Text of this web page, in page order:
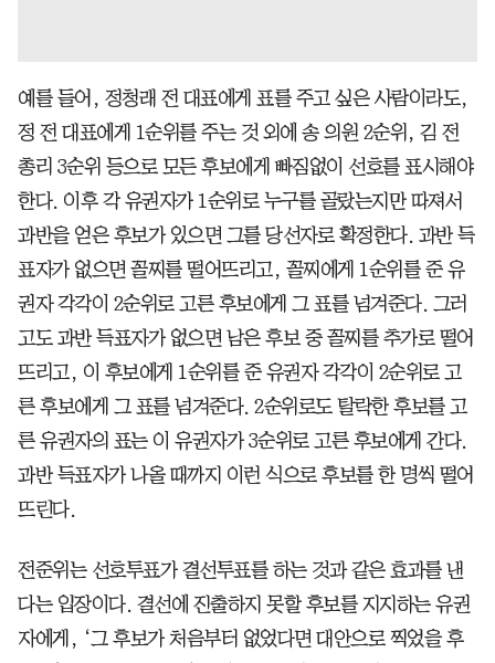
예를 들어, 정청래 전 대표에게 표를 주고 싶은 사람이라도,
정 전 대표에게 1순위를 주는 것 외에 송 의원 2순위, 김 전
총리 3순위 등으로 모든 후보에게 빠짐없이 선호를 표시해야
한다. 이후 각 유권자가 1순위로 누구를 골랐는지만 따져서
과반을 얻은 후보가 있으면 그를 당선자로 확정한다. 과반 득
표자가 없으면 꼴찌를 떨어뜨리고, 꼴찌에게 1순위를 준 유
권자 각각이 2순위로 고른 후보에게 그 표를 넘겨준다. 그러
고도 과반 득표자가 없으면 남은 후보 중 꼴찌를 추가로 떨어
뜨리고, 이 후보에게 1순위를 준 유권자 각각이 2순위로 고
른 후보에게 그 표를 넘겨준다. 2순위로도 탈락한 후보를 고
른 유권자의 표는 이 유권자가 3순위로 고른 후보에게 간다.
과반 득표자가 나올 때까지 이런 식으로 후보를 한 명씩 떨어
뜨린다.
전준위는 선호투표가 결선투표를 하는 것과 같은 효과를 낸
다는 입장이다. 결선에 진출하지 못할 후보를 지지하는 유권
자에게, ‘그 후보가 처음부터 없었다면 대안으로 찍었을 후